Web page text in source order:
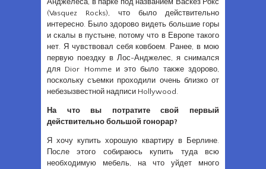
(Vasquez Rocks), что было действительно
интересно. Было здорово видеть большие горы
и скалы в пустыне, потому что в Европе такого
нет. Я чувствовал себя ковбоем. Ранее, в мою
первую поездку в Лос-Анджелес, я снимался
для Dior Homme и это было также здорово,
поскольку съемки проходили очень близко от
небезызвестной надписи Hollywood.
На что вы потратите свой первый
действительно большой гонорар?
Я хочу купить хорошую квартиру в Берлине.
После этого собираюсь купить туда всю
необходимую мебель, на что уйдет много